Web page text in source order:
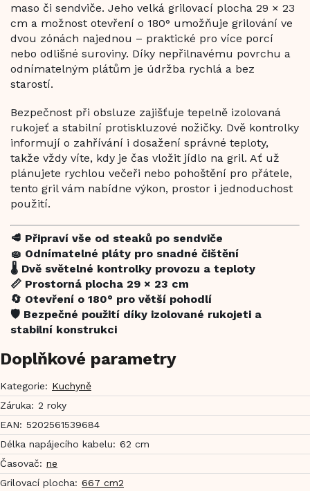
maso či sendviče. Jeho velká grilovací plocha 29 × 23
cm a možnost otevření o 180° umožňuje grilování ve
dvou zónách najednou – praktické pro více porcí
nebo odlišné suroviny. Díky nepřilnavému povrchu a
odnímatelným plátům je údržba rychlá a bez
starostí.
Bezpečnost při obsluze zajišťuje tepelně izolovaná
rukojeť a stabilní protiskluzové nožičky. Dvě kontrolky
informují o zahřívání i dosažení správné teploty,
takže vždy víte, kdy je čas vložit jídlo na gril. Ať už
plánujete rychlou večeři nebo pohoštění pro přátele,
tento gril vám nabídne výkon, prostor i jednoduchost
použití.
🥩 Připraví vše od steaků po sendviče
🧽 Odnímatelné pláty pro snadné čištění
🌡️ Dvě světelné kontrolky provozu a teploty
📏 Prostorná plocha 29 × 23 cm
🔄 Otevření o 180° pro větší pohodlí
🛡️ Bezpečné použití díky izolované rukojeti a
stabilní konstrukci
Doplňkové parametry
Kategorie: Kuchyně
Záruka: 2 roky
EAN: 5202561539684
Délka napájecího kabelu: 62 cm
Časovač: ne
Grilovací plocha: 667 cm2